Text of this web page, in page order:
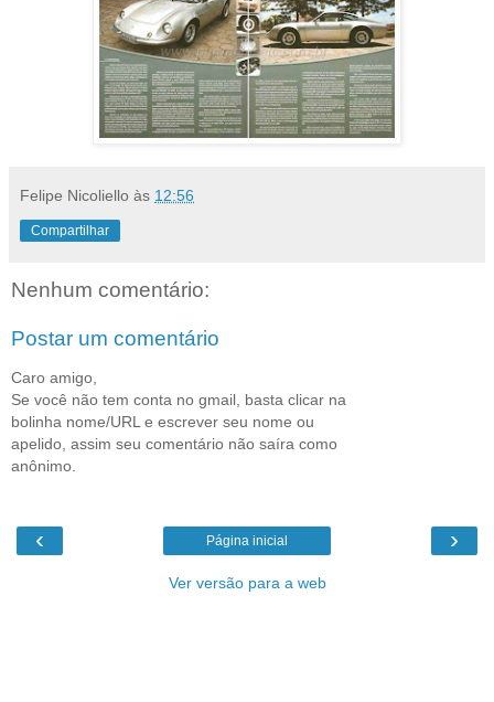
Felipe Nicoliello às 12:56
Compartilhar
Nenhum comentário:
Postar um comentário
Caro amigo,
Se você não tem conta no gmail, basta clicar na
bolinha nome/URL e escrever seu nome ou
apelido, assim seu comentário não saíra como
anônimo.
‹ ›
Página inicial
Ver versão para a web